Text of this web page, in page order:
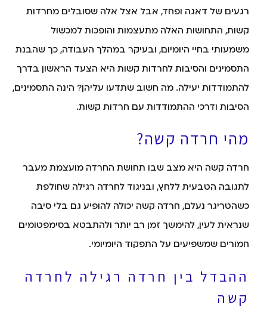
רגעים של דאגה ופחד, אבל אצל אלה שסובלים מחרדות
קשות, התחושות האלה מתעצמות והופכות למכשול
משמעותי בחיי היומיום, ובעיקר במהלך העבודה, כך שהבנת
התסמינים והסיבות לחרדות קשות היא הצעד הראשון בדרך
להתמודדות יעילה. מה חשוב שתדעו עליהן? הינה התסמינים,
הסיבות ודרכי ההתמודדות עם חרדות קשות.
מהי חרדה קשה?
חרדה קשה היא מצב שבו תחושת החרדה מועצמת מעבר
לתגובה הטבעית ללחץ, ובניגוד לחרדה רגילה שחולפת
כשהטריגר נעלם, חרדה קשה יכולה להופיע גם בלי סיבה
שנראית לעין, להימשך זמן רב יותר ולהתבטא בסימפטומים
חמורים שמשפיעים על התפקוד היומיומי.
ההבדל בין חרדה רגילה לחרדה
קשה